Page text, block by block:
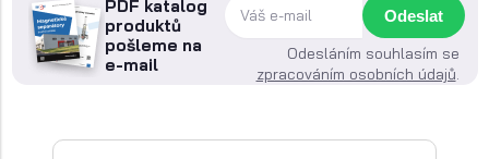
PDF katalog
produktů
pošleme na
e-mail
Odeslat
Odesláním souhlasím se
zpracováním osobních údajů.